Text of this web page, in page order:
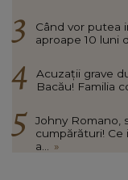
Când vor putea
aproape 10 luni
Acuzații grave
Bacău! Familia
Johny Romano,
cumpărături!
a...
»